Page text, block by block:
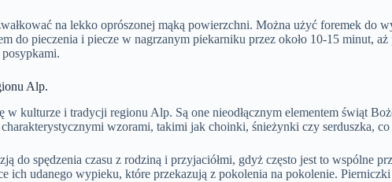
na lekko oprószonej mąką powierzchni. Można użyć foremek do
do pieczenia i piecze w nagrzanym piekarniku przez około 10-15 minut,
Alp.
kulturze i tradycji regionu Alp. Są one nieodłącznym elementem świąt
wzorami, takimi jak choinki, śnieżynki czy serduszka,
do spędzenia czasu z rodziną i przyjaciółmi, gdyż często jest to wspólne
ich udanego wypieku, które przekazują z pokolenia na pokolenie.